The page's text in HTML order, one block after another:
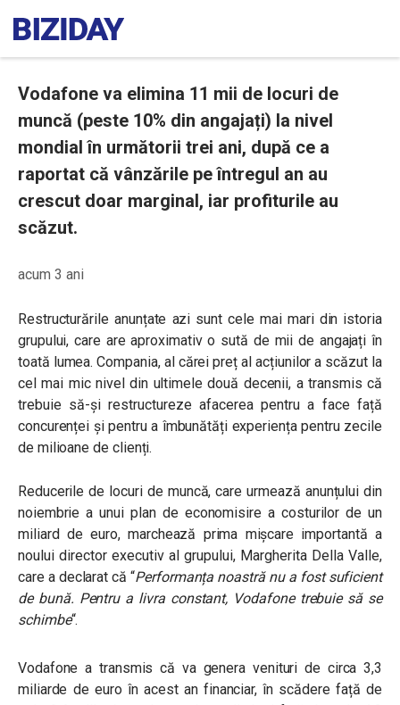
Vodafone va elimina 11 mii de locuri de
muncă (peste 10% din angajați) la nivel
mondial în următorii trei ani, după ce a
raportat că vânzările pe întregul an au
crescut doar marginal, iar profiturile au
scăzut.
acum 3 ani
Restructurările anunțate azi sunt cele mai mari din istoria
grupului, care are aproximativ o sută de mii de angajați în
toată lumea. Compania, al cărei preț al acțiunilor a scăzut la
cel mai mic nivel din ultimele două decenii, a transmis că
trebuie să-și restructureze afacerea pentru a face față
concurenței și pentru a îmbunătăți experiența pentru zecile
de milioane de clienți.
Reducerile de locuri de muncă, care urmează anunțului din
noiembrie a unui plan de economisire a costurilor de un
miliard de euro, marchează prima mișcare importantă a
noului director executiv al grupului, Margherita Della Valle,
care a declarat că “Performanța noastră nu a fost suficient
de bună. Pentru a livra constant, Vodafone trebuie să se
schimbe“.
Vodafone a transmis că va genera venituri de circa 3,3
miliarde de euro în acest an financiar, în scădere față de